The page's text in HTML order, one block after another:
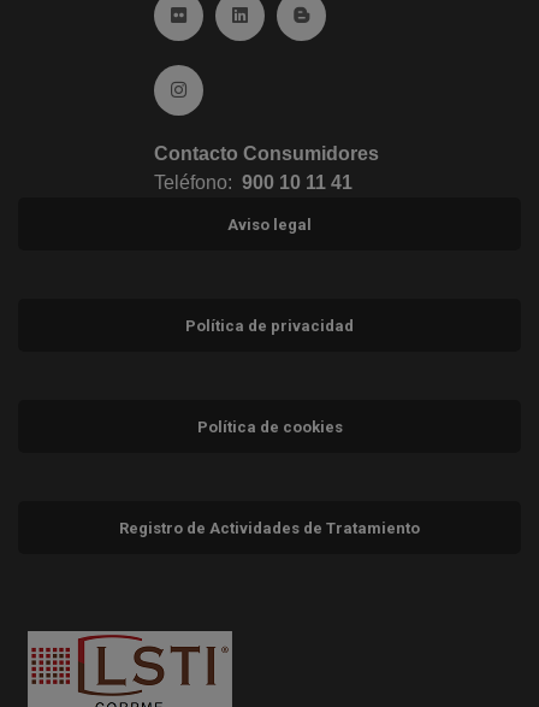
Ir a Flickr (abre en ventana nueva)
Ir a Linkedin (abre en ventana nueva)
Ir al Blog (abre en ventana
Ir a Instagram (abre en ventana nueva)
Contacto Consumidores
Teléfono: 900 10 11 41
Aviso legal
Política de privacidad
Política de cookies
Registro de Actividades de Tratamiento